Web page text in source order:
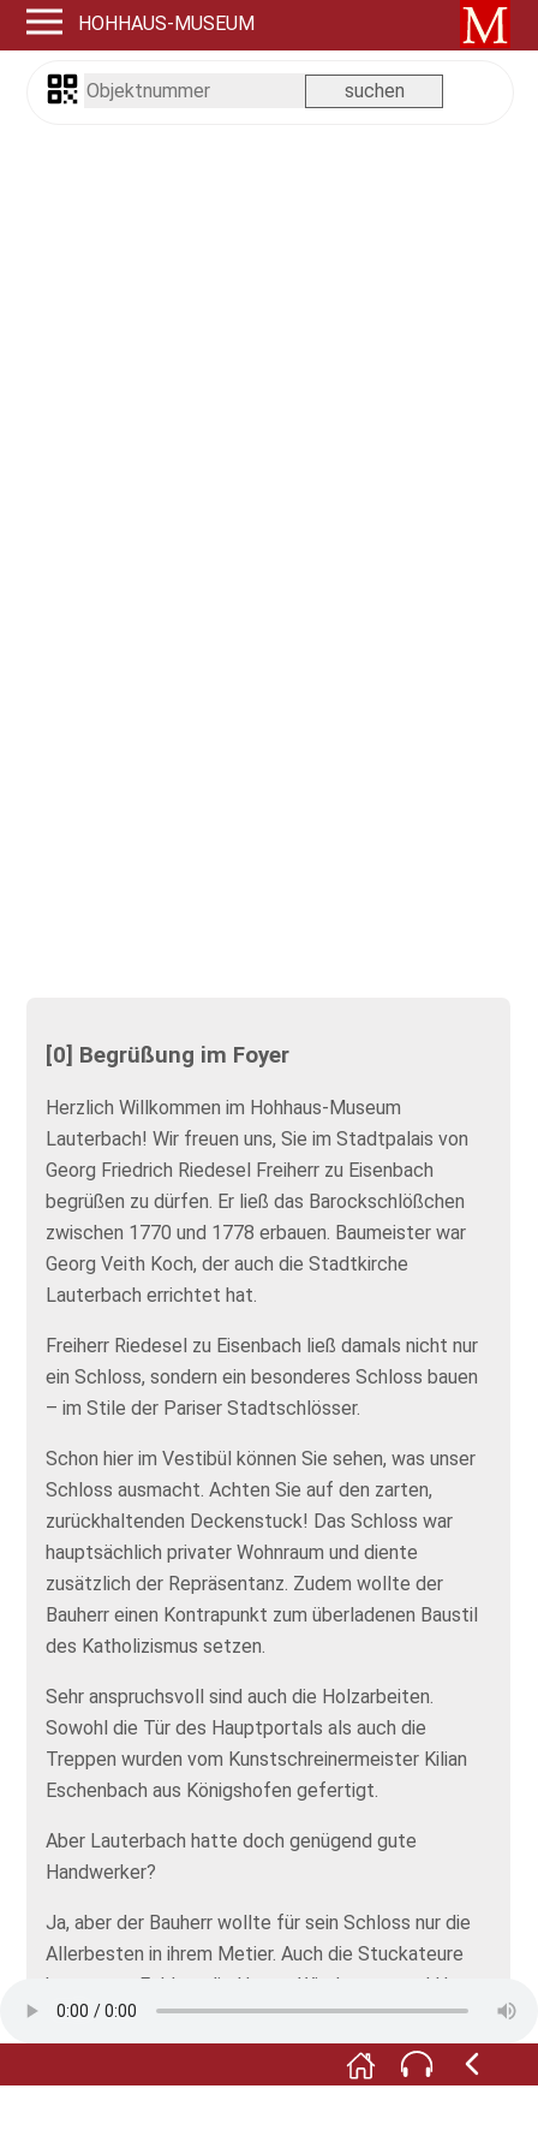
HOHHAUS-MUSEUM
[0] Begrüßung im Foyer
Herzlich Willkommen im Hohhaus-Museum
Lauterbach! Wir freuen uns, Sie im Stadtpalais von
Georg Friedrich Riedesel Freiherr zu Eisenbach
begrüßen zu dürfen. Er ließ das Barockschlößchen
zwischen 1770 und 1778 erbauen. Baumeister war
Georg Veith Koch, der auch die Stadtkirche
Lauterbach errichtet hat.
Freiherr Riedesel zu Eisenbach ließ damals nicht nur
ein Schloss, sondern ein besonderes Schloss bauen
– im Stile der Pariser Stadtschlösser.
Schon hier im Vestibül können Sie sehen, was unser
Schloss ausmacht. Achten Sie auf den zarten,
zurückhaltenden Deckenstuck! Das Schloss war
hauptsächlich privater Wohnraum und diente
zusätzlich der Repräsentanz. Zudem wollte der
Bauherr einen Kontrapunkt zum überladenen Baustil
des Katholizismus setzen.
Sehr anspruchsvoll sind auch die Holzarbeiten.
Sowohl die Tür des Hauptportals als auch die
Treppen wurden vom Kunstschreinermeister Kilian
Eschenbach aus Königshofen gefertigt.
Aber Lauterbach hatte doch genügend gute
Handwerker?
Ja, aber der Bauherr wollte für sein Schloss nur die
Allerbesten in ihrem Metier. Auch die Stuckateure
kamen aus Fulda – die Herren Wiedemann und Hoyss.
Schlossgeschichte noch für Überraschungen für Sie